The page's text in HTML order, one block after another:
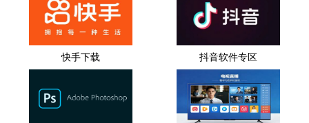
快手下载 抖音软件专区